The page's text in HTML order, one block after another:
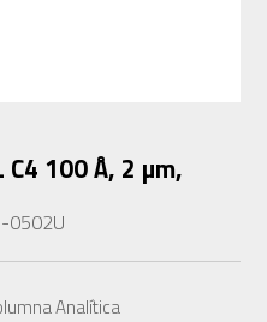
C4 100 Å, 2 µm,
0502U
Analítica